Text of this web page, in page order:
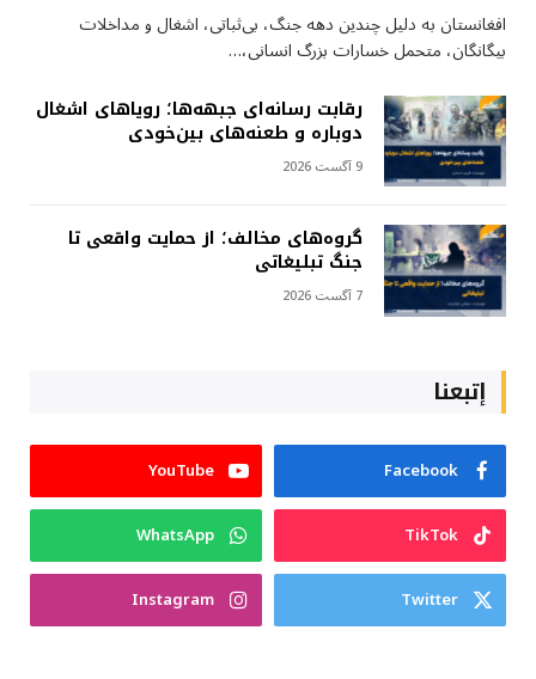
افغانستان به دلیل چندین دهه جنگ، بی‌ثباتی، اشغال و مداخلات
بیگانگان، متحمل خسارات بزرگ انسانی،…
رقابت رسانه‌ای جبهه‌ها؛ رویاهای اشغال
دوباره و طعنه‌های بین‌خودی
9 آگست 2026
گروه‌های مخالف؛ از حمایت واقعی تا
جنگ تبلیغاتی
7 آگست 2026
إتبعنا
Facebook
YouTube
TikTok
WhatsApp
Twitter
Instagram